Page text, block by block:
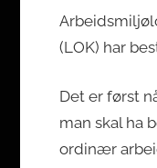
(LOK) har
Det er først
man skal ha
ordinær